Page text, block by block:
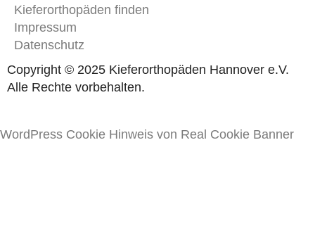
Kieferorthopäden finden
Impressum
Datenschutz
Copyright © 2025 Kieferorthopäden Hannover e.V.
Alle Rechte vorbehalten.
WordPress Cookie Hinweis von Real Cookie Banner